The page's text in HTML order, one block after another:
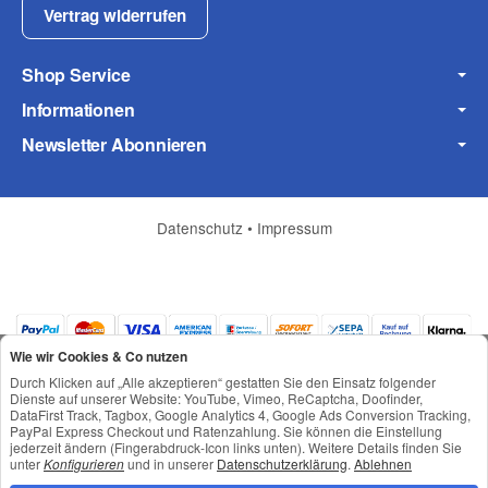
Vertrag widerrufen
Shop Service
Informationen
Newsletter Abonnieren
Datenschutz • Impressum
*Alle Preise inkl. gesetzlicher USt., zzgl.Versand
© © Toneroffice.de
Wie wir Cookies & Co nutzen
Durch Klicken auf „Alle akzeptieren“ gestatten Sie den Einsatz folgender
Dienste auf unserer Website: YouTube, Vimeo, ReCaptcha, Doofinder,
DataFirst Track, Tagbox, Google Analytics 4, Google Ads Conversion Tracking,
PayPal Express Checkout und Ratenzahlung. Sie können die Einstellung
jederzeit ändern (Fingerabdruck-Icon links unten). Weitere Details finden Sie
unterKonfigurierenund in unserer Datenschutzerklärung. Ablehnen